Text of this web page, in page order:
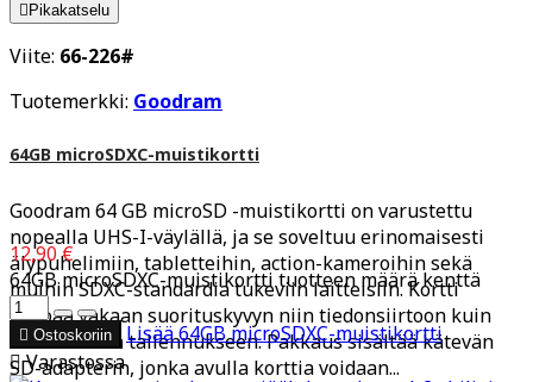
 Pikakatselu
Viite: 66-226#
Tuotemerkki: Goodram
64GB microSDXC-muistikortti
Goodram 64 GB microSD -muistikortti on varustettu
nopealla UHS-I-väylällä, ja se soveltuu erinomaisesti
älypuhelimiin, tabletteihin, action-kameroihin sekä
muihin SDXC-standardia tukeviin laitteisiin. Kortti
tarjoaa vakaan suorituskyvyn niin tiedonsiirtoon kuin
multimedian tallennukseen. Pakkaus sisältää kätevän
SD-adapterin, jonka avulla korttia voidaan...
12,90 €
64GB microSDXC-muistikortti tuotteen määrä kenttä
 Ostoskoriin Lisää64GB microSDXC-muistikortti
Varastossa